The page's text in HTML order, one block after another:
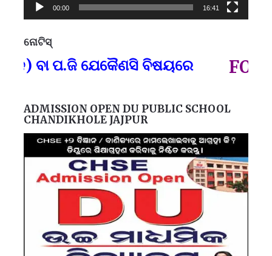
00:00 16:41
ନୋଟିସ୍
ବା ପ.ଜି ଯେକୈଣସି ବିଷୟରେ FOR
ADMISSION OPEN DU PUBLIC SCHOOL
CHANDIKHOLE JAJPUR